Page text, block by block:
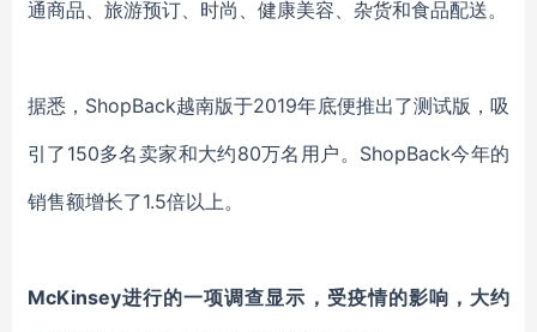
通商品、旅游预订、时尚、健康美容、杂货和食品配送。
据悉，ShopBack越南版于2019年底便推出了测试版，吸
引了150多名卖家和大约80万名用户。ShopBack今年的
销售额增长了1.5倍以上。
McKinsey进行的一项调查显示，受疫情的影响，大约